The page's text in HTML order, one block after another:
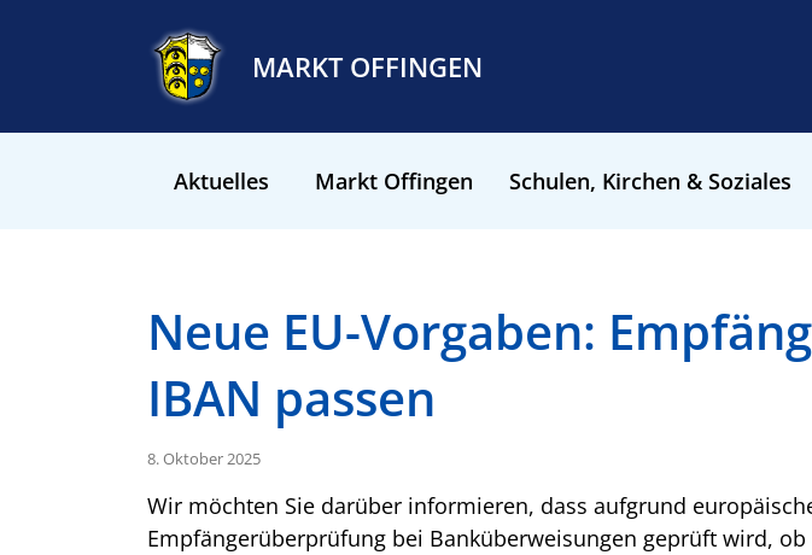
MARKT OFFINGEN
Aktuelles Markt Offingen Schulen, Kirchen & Soziales
Neue EU-Vorgaben:
IBAN passen
8. Oktober 2025
Wir möchten Sie darüber informieren, dass aufgrund
Empfängerüberprüfung bei Banküberweisungen geprüft wird, ob